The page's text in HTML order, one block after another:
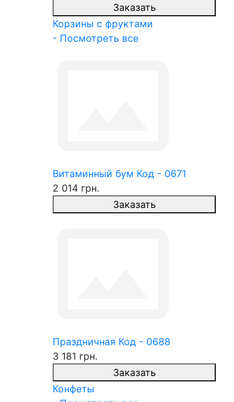
Заказать
Корзины с фруктами
- Посмотреть все
Витаминный бум Код - 0671
2 014 грн.
Заказать
Праздничная Код - 0688
3 181 грн.
Заказать
Конфеты